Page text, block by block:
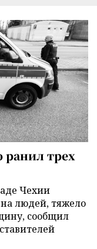
трех
Чехии
людей, тяжело
сообщил